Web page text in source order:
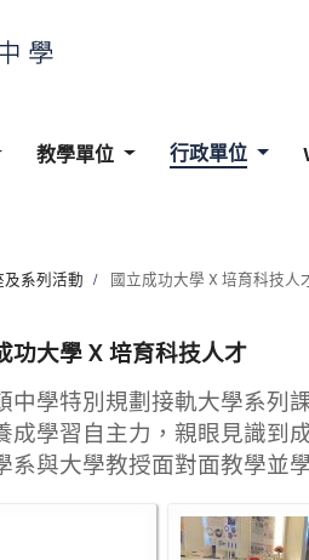
教學單位 行政單位
系列活動 國立成功大學 X 培育科技人
功大學 X 培育科技人才
中學特別規劃接軌大學系列
成學習自主力，親眼見識到
系與大學教授面對面教學並